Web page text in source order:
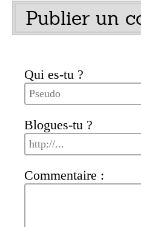
Publier un
Qui es-tu ?
Blogues-tu ?
Commentaire :